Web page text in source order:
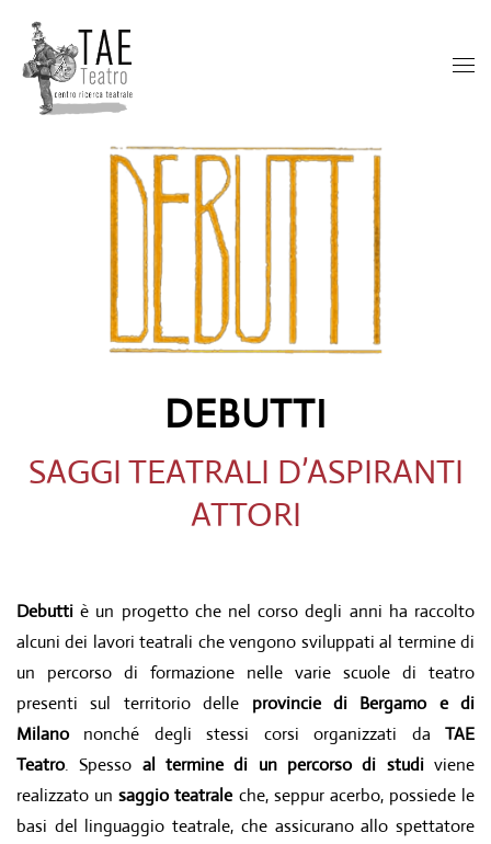
DEBUTTI
SAGGI TEATRALI D’ASPIRANTI
ATTORI
Debutti è un progetto che nel corso degli anni ha raccolto
alcuni dei lavori teatrali che vengono sviluppati al termine di
un percorso di formazione nelle varie scuole di teatro
presenti sul territorio delle provincie di Bergamo e di
Milanononché degli stessi corsi organizzati da TAE
Teatro. Spesso al termine di un percorso di studiviene
realizzato unsaggio teatrale che, seppur acerbo, possiede le
basi del linguaggio teatrale, che assicurano allo spettatore